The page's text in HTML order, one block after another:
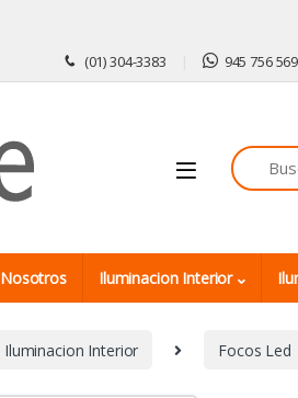
(01) 304-3383 945 756 569
Nosotros Iluminacion Interior
Iluminacion Interior Focos Led